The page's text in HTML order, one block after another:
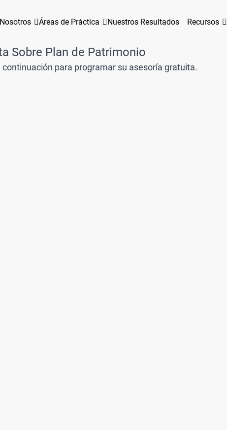
Áreas de Práctica Nuestros Resultados Recursos
Sobre Plan de Patrimonio
para programar su asesoría gratuita.